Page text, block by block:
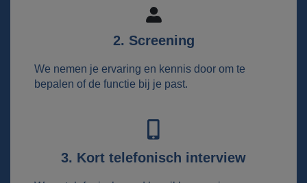
2. Screening
We nemen je ervaring en kennis door om te
bepalen of de functie bij je past.
3. Kort telefonisch interview